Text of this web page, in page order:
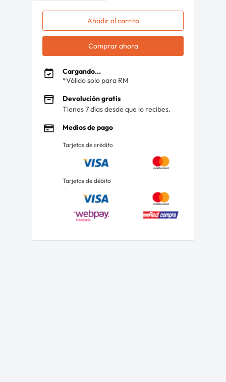
Añadir al carrito
Comprar ahora
Cargando...
*Válido solo para RM
Devolución gratis
Tienes 7 días desde que lo recibes.
Medios de pago
Tarjetas de crédito
Tarjetas de débito